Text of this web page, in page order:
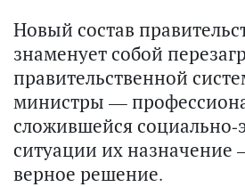
Новый состав
знаменует собой
правительственной
министры —
сложившейся социально-
ситуации их назначение
верное решение.